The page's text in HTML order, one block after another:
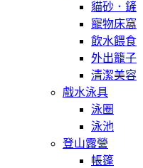
貓砂．鏟
寵物床窩
飲水餵食
外出籠子
清潔美容
戲水泳具
泳圈
泳池
登山露營
帳篷